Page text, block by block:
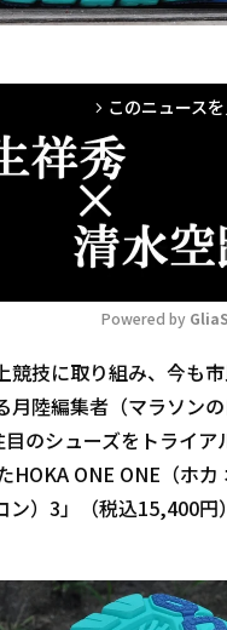
arrow_forward_ios このニュースを
Powered by
技に取り組み、今も市
月陸編集者（マラソン
目のシューズをトライ
HOKA ONE ONE（ホカ
ン）3」（税込15,400円